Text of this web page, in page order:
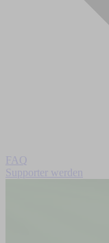
FAQ
Supporter werden